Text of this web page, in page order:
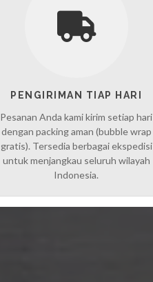
PENGIRIMAN TIAP HARI
Pesanan Anda kami kirim setiap hari
dengan packing aman (bubble wrap
gratis). Tersedia berbagai ekspedisi
untuk menjangkau seluruh wilayah
Indonesia.